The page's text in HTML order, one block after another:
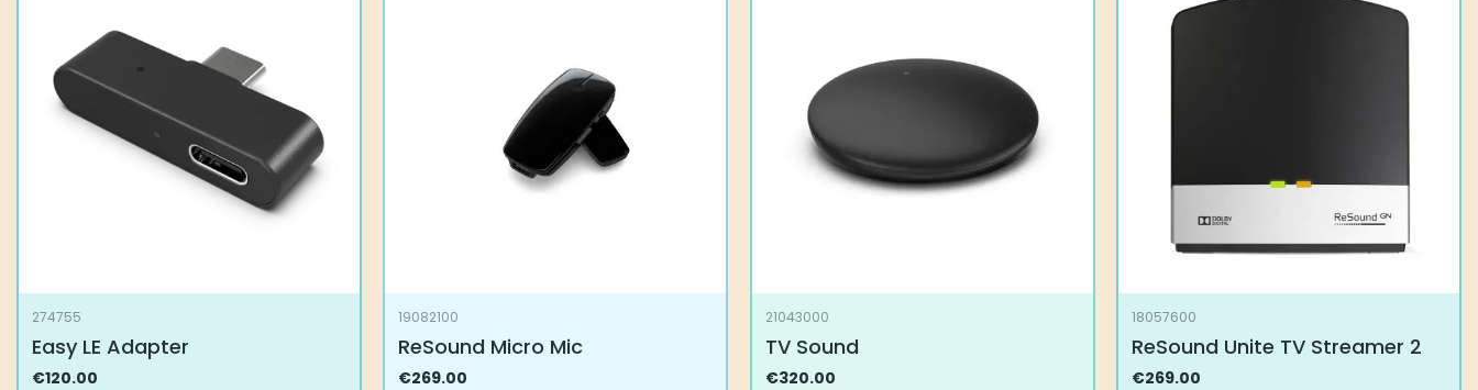
274755
Easy LE Adapter
€120.00
19082100
ReSound Micro Mic
€269.00
21043000
TV Sound
€320.00
18057600
ReSound Unite TV Streamer 2
€269.00